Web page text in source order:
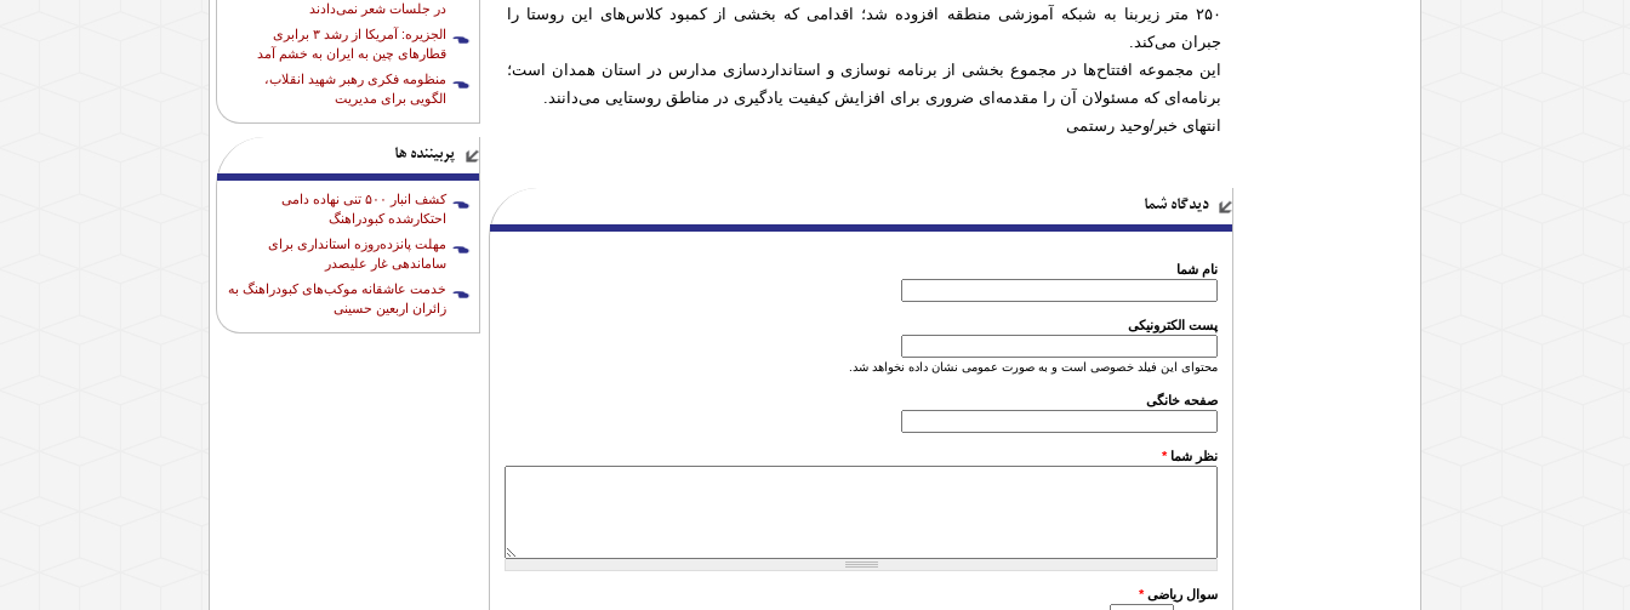
در جلسات شعر نمی‌دادند
الجزیره: آمریکا از رشد ۳ برابری
قطارهای چین به ایران به خشم آمد
منظومه فکری رهبر شهید انقلاب،
الگویی برای مدیریت
پربیننده ها
کشف انبار ۵۰۰ تنی نهاده دامی
احتکارشده کبودراهنگ
مهلت پانزده‌روزه استانداری برای
ساماندهی غار علیصدر
خدمت عاشقانه موکب‌های کبودراهنگ به
زائران اربعین حسینی
۲۵۰ متر زیربنا به شبکه آموزشی منطقه افزوده شد؛ اقدامی که بخشی از کمبود کلاس‌های این روستا را
جبران می‌کند.
این مجموعه افتتاح‌ها در مجموع بخشی از برنامه نوسازی و استانداردسازی مدارس در استان همدان است؛
برنامه‌ای که مسئولان آن را مقدمه‌ای ضروری برای افزایش کیفیت یادگیری در مناطق روستایی می‌دانند.
انتهای خبر/وحید رستمی
دیدگاه شما
نام شما
پست الکترونیکی
محتوای این فیلد خصوصی است و به صورت عمومی نشان داده نخواهد شد.
صفحه خانگی
نظر شما*
سوال ریاضی*